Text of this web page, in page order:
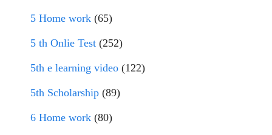
5 Home work (65)
5 th Onlie Test (252)
5th e learning video (122)
5th Scholarship (89)
6 Home work (80)